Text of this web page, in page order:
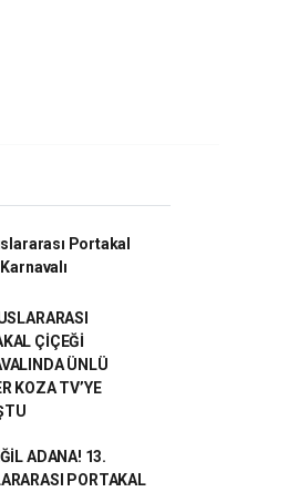
Portakal
ÇİÇEĞİ
ÜNLÜ
KOZA TV’YE
ADANA! 13.
PORTAKAL